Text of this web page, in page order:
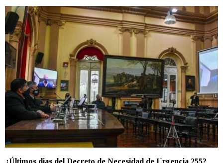
¿Últimos dias del Decreto de Necesidad de Urgencia 255?